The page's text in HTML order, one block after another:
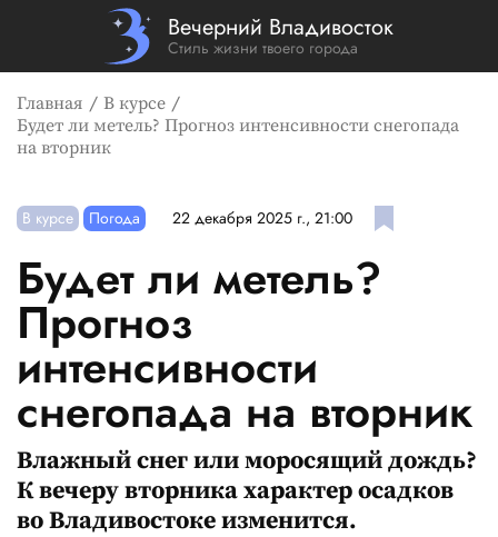
Вечерний Владивосток
Стиль жизни твоего города
Главная
В курсе
Будет ли метель? Прогноз интенсивности снегопада
на вторник
В курсе Погода 22 декабря 2025 г., 21:00
Будет ли метель?
Прогноз
интенсивности
снегопада на вторник
Влажный снег или моросящий дождь?
К вечеру вторника характер осадков
во Владивостоке изменится.